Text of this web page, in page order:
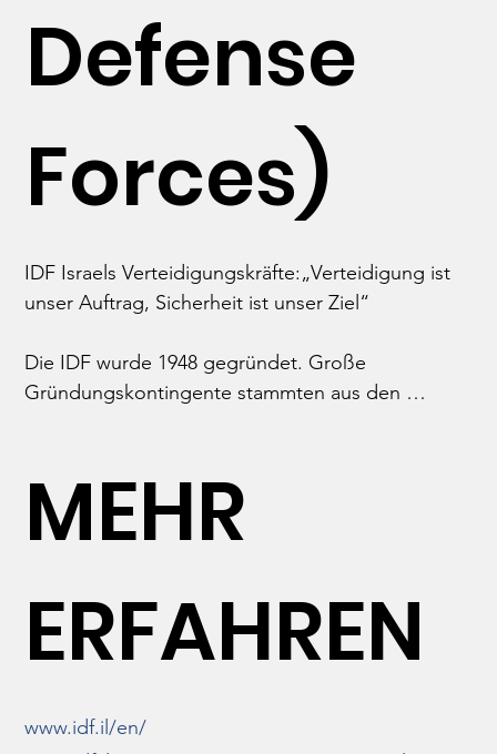
Defense
Forces)
IDF Israels Verteidigungskräfte:„Verteidigung ist
unser Auftrag, Sicherheit ist unser Ziel“
Die IDF wurde 1948 gegründet. Große
Gründungskontingente stammten aus den
Mandats.
Heute dienen ungefähr 173.000 Männer und
im Notfall weitere rund 450. 000 Reservisten
bereit.
der Nation“. Sie spielt eine wichtige Rolle bei der
MEHR
ERFAHREN
www.idf.il/en/